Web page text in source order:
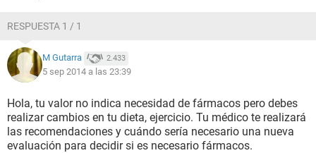
RESPUESTA 1 / 1
M Gutarra 2.433
5 sep 2014 a las 23:39
Hola, tu valor no indica necesidad de fármacos pero debes
realizar cambios en tu dieta, ejercicio. Tu médico te realizará
las recomendaciones y cuándo sería necesario una nueva
evaluación para decidir si es necesario fármacos.